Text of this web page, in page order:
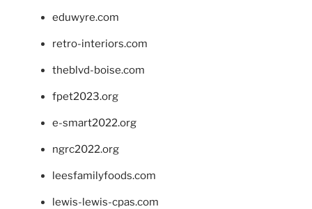
eduwyre.com
retro-interiors.com
theblvd-boise.com
fpet2023.org
e-smart2022.org
ngrc2022.org
leesfamilyfoods.com
lewis-lewis-cpas.com